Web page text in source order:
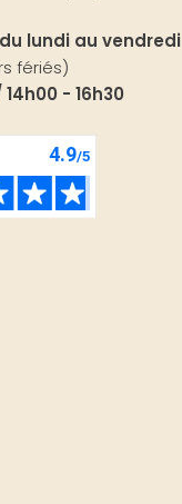
lundi au vendredi
fériés)
- 16h30